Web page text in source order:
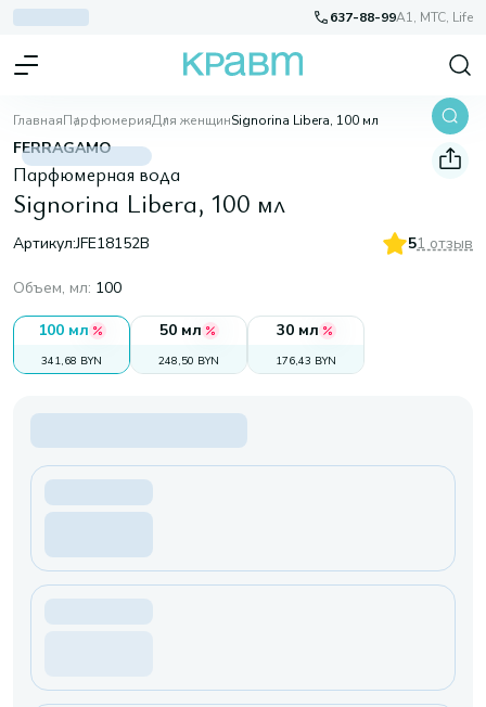
637-88-99A1, МТС, Life
ГлавнаяПарфюмерияДля женщинSignorina Libera, 100 мл
FERRAGAMO
Парфюмерная вода
Signorina Libera, 100 мл
Артикул:JFE18152B 51 отзыв
Объем, мл: 100
100 мл
341,68 BYN
50 мл
248,50 BYN
30 мл
176,43 BYN